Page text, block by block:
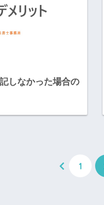
しなかった場合の
1